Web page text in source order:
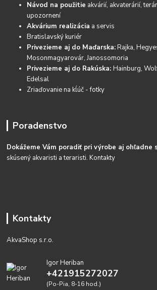
Návod na použitie akvárií, akvaterárií,
upozornení
Akvárium realizácia a servis
Bratislavský kuriér
Privezieme aj do Maďarska:Rajka,
Mosonmagyarovár, Janossomoria
Privezieme aj do Rakúska:Hainburg,
Edelsal
Zriaďovanie na kĺúč - fotky
Poradenstvo
Dokážeme Vám poradiť pri výrobe aj ohľadne
skúsený akvaristi a teraristi.Kontakty
Kontakty
AkvaShop s.r.o.
Igor Heriban
+421915272027
(Po-Pia, 8-16 hod.)